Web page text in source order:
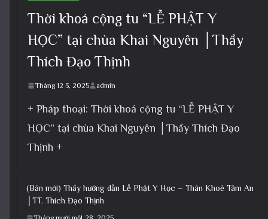
Thời khoá cộng tu “LỄ PHẬT Y
HỌC” tại chùa Khai Nguyên │Thầy
Thích Đạo Thịnh
Tháng 12 3, 2025 admin
+ Pháp thoại: Thời khoá cộng tu “LỄ PHẬT Y
HỌC” tại chùa Khai Nguyên │Thầy Thích Đạo
Thịnh +
(Bản mới) Thầy hướng dẫn Lễ Phật Y Học – Thân Khoẻ Tâm An
│TT. Thích Đạo Thịnh